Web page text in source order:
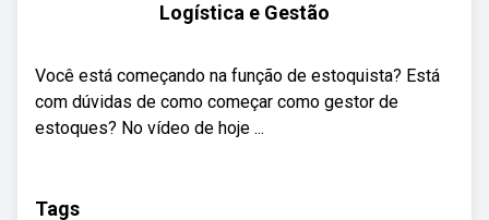
Logística e Gestão
Você está começando na função de estoquista? Está
com dúvidas de como começar como gestor de
estoques? No vídeo de hoje ...
Tags